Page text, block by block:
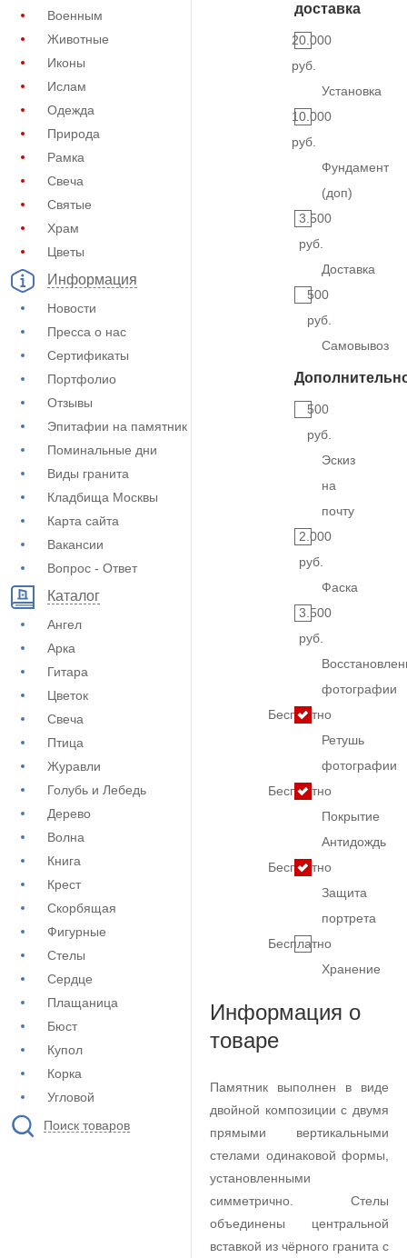
Военным
Животные
Иконы
Ислам
Одежда
Природа
Рамка
Свеча
Святые
Храм
Цветы
Информация
Новости
Пресса о нас
Сертификаты
Портфолио
Отзывы
Эпитафии на памятник
Поминальные дни
Виды гранита
Кладбища Москвы
Карта сайта
Вакансии
Вопрос - Ответ
Каталог
Ангел
Арка
Гитара
Цветок
Свеча
Птица
Журавли
Голубь и Лебедь
Дерево
Волна
Книга
Крест
Скорбящая
Фигурные
Стелы
Сердце
Плащаница
Бюст
Купол
Корка
Угловой
Поиск товаров
доставка
20.000
руб.
Установка
10.000
руб.
Фундамент
(доп)
3.500
руб.
Доставка
500
руб.
Самовывоз
500
руб.
Эскиз
на
почту
2.000
руб.
Фаска
3.500
руб.
фотографии
Бесплатно
Ретушь
фотографии
Бесплатно
Покрытие
Антидождь
Бесплатно
Защита
портрета
Бесплатно
Хранение
Информация о
товаре
Памятник выполнен в виде
двойной композиции с двумя
прямыми вертикальными
стелами одинаковой формы,
установленными
симметрично. Стелы
объединены центральной
вставкой из чёрного гранита с